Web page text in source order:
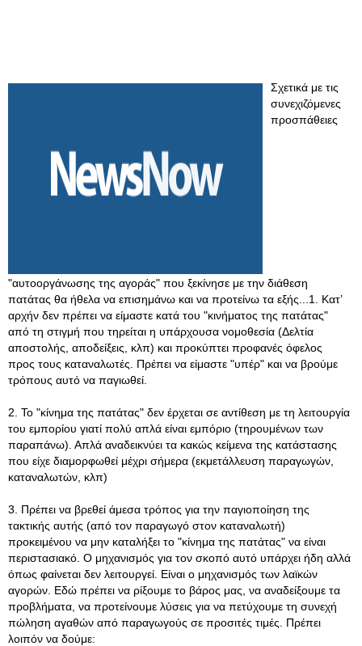
Σχετικά με τις
συνεχιζόμενες
προσπάθειες
"αυτοοργάνωσης της αγοράς" που ξεκίνησε με την διάθεση
πατάτας θα ήθελα να επισημάνω και να προτείνω τα εξής...1. Κατ’
αρχήν δεν πρέπει να είμαστε κατά του "κινήματος της πατάτας"
από τη στιγμή που τηρείται η υπάρχουσα νομοθεσία (Δελτία
αποστολής, αποδείξεις, κλπ) και προκύπτει προφανές όφελος
προς τους καταναλωτές. Πρέπει να είμαστε "υπέρ" και να βρούμε
τρόπους αυτό να παγιωθεί.
2. Το "κίνημα της πατάτας" δεν έρχεται σε αντίθεση με τη λειτουργία
του εμπορίου γιατί πολύ απλά είναι εμπόριο (τηρουμένων των
παραπάνω). Απλά αναδεικνύει τα κακώς κείμενα της κατάστασης
που είχε διαμορφωθεί μέχρι σήμερα (εκμετάλλευση παραγωγών,
καταναλωτών, κλπ)
3. Πρέπει να βρεθεί άμεσα τρόπος για την παγιοποίηση της
τακτικής αυτής (από τον παραγωγό στον καταναλωτή)
προκειμένου να μην καταλήξει το "κίνημα της πατάτας" να είναι
περιστασιακό. Ο μηχανισμός για τον σκοπό αυτό υπάρχει ήδη αλλά
όπως φαίνεται δεν λειτουργεί. Είναι ο μηχανισμός των λαϊκών
αγορών. Εδώ πρέπει να ρίξουμε το βάρος μας, να αναδείξουμε τα
προβλήματα, να προτείνουμε λύσεις για να πετύχουμε τη συνεχή
πώληση αγαθών από παραγωγούς σε προσιτές τιμές. Πρέπει
λοιπόν να δούμε: